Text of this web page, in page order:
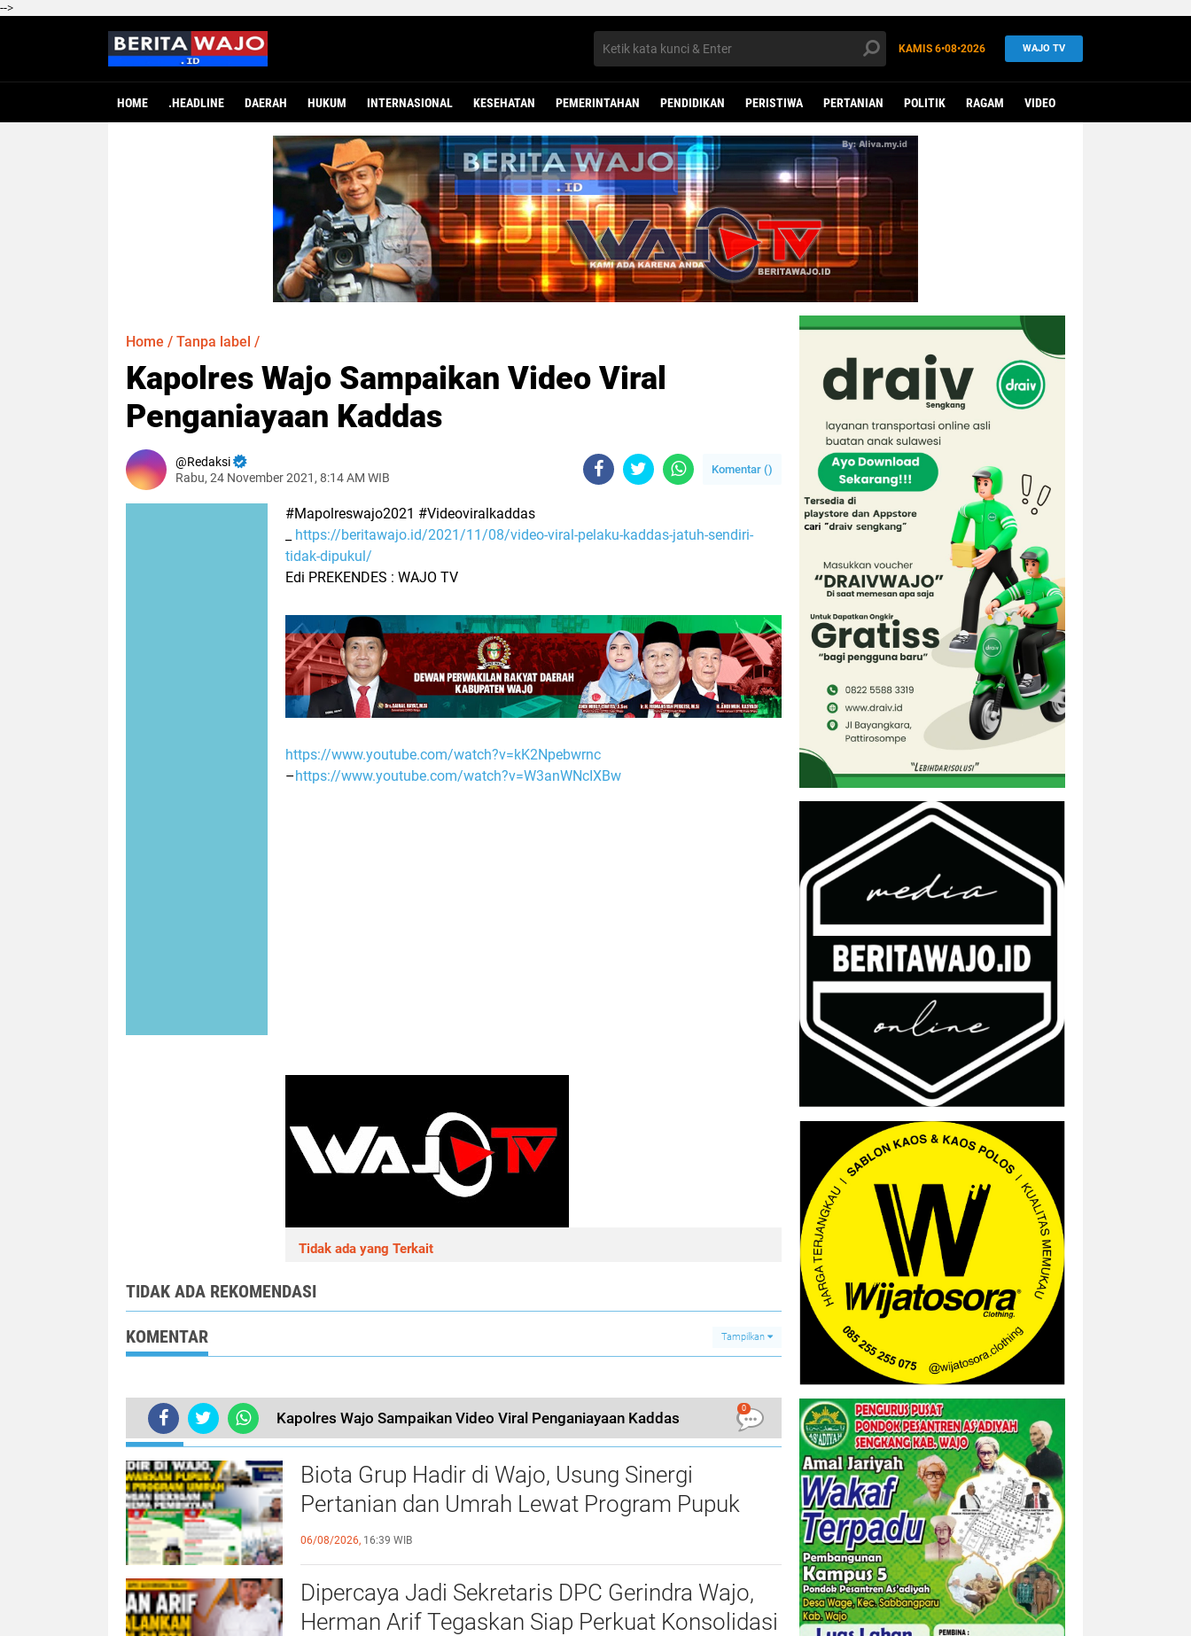
-->
KAMIS 6•08•2026 WAJO TV
HOME .HEADLINE DAERAH HUKUM INTERNASIONAL KESEHATAN PEMERINTAHAN PENDIDIKAN PERISTIWA PERTANIAN POLITIK RAGAM VIDEO
Home / Tanpa label /
Kapolres Wajo Sampaikan Video Viral
Penganiayaan Kaddas
Redaksi
Rabu, 24 November 2021, 8:14 AM WIB
Komentar ()
#Mapolreswajo2021 #Videoviralkaddas
https://beritawajo.id/2021/11/08/video-viral-pelaku-kaddas-jatuh-sendiri-
tidak-dipukul/
Edi PREKENDES : WAJO TV
https://www.youtube.com/watch?v=kK2Npebwrnc
– https://www.youtube.com/watch?v=W3anWNcIXBw
Tidak ada yang Terkait
TIDAK ADA REKOMENDASI
KOMENTAR Tampilkan
Kapolres Wajo Sampaikan Video Viral Penganiayaan Kaddas
0
TERKINI
Biota Grup Hadir di Wajo, Usung Sinergi
Pertanian dan Umrah Lewat Program Pupuk
Berhadiah DP Umrah
06/08/2026, 16:39 WIB
Dipercaya Jadi Sekretaris DPC Gerindra Wajo,
Herman Arif Tegaskan Siap Perkuat Konsolidasi